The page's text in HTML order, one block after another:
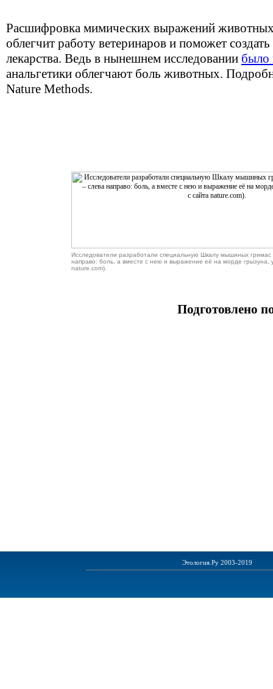
Расшифровка мимических выражений
облегчит работу ветеринаров и поможет
лекарства. Ведь в нынешнем исследовании было
анальгетики облегчают боль животных.
Nature Methods.
Исследователи разработали специальную Шкалу мышиных гримас
направо: боль, а вместе с нею и выражение её на морде грызуна,
nature.com).
Подготовлено
Этология.Ру 2003-2019